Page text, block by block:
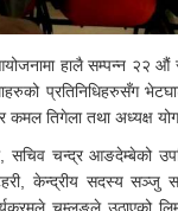
हालै सम्पन्न २२ औं
प्रतिनिधिहरुसँग
तिगेला तथा अध्यक्ष
सचिव चन्द्र आङदेम्बेको
केन्द्रीय सदस्य सञ्जु